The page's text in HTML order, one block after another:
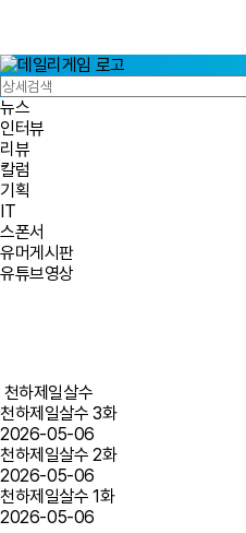
뉴스
인터뷰
리뷰
칼럼
기획
IT
스폰서
유머게시판
유튜브영상
천하제일살수
천하제일살수 3화
2026-05-06
천하제일살수 2화
2026-05-06
천하제일살수 1화
2026-05-06